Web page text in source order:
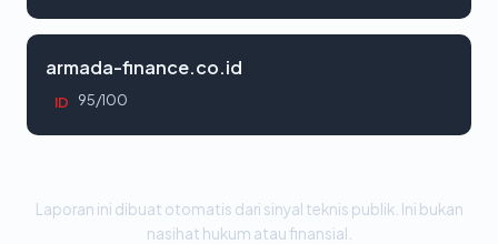
armada-finance.co.id
ID 95/100
Laporan ini dibuat otomatis dari sinyal teknis publik. Ini bukan
nasihat hukum atau finansial.